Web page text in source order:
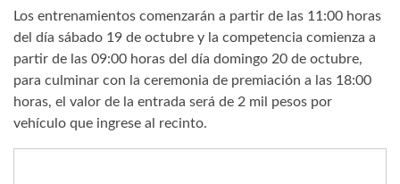
Los entrenamientos comenzarán a partir de las 11:00 horas
del día sábado 19 de octubre y la competencia comienza a
partir de las 09:00 horas del día domingo 20 de octubre,
para culminar con la ceremonia de premiación a las 18:00
horas, el valor de la entrada será de 2 mil pesos por
vehículo que ingrese al recinto.